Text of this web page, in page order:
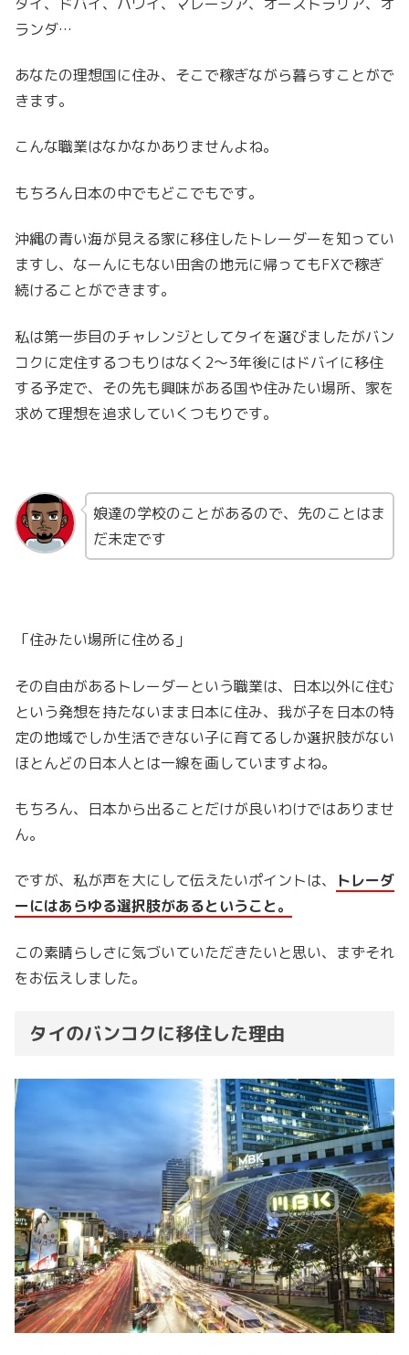
ランダ…
あなたの理想国に住み、そこで稼ぎながら暮らすことがで
きます。
こんな職業はなかなかありませんよね。
もちろん日本の中でもどこでもです。
沖縄の青い海が見える家に移住したトレーダーを知ってい
ますし、なーんにもない田舎の地元に帰ってもFXで稼ぎ
続けることができます。
私は第一歩目のチャレンジとしてタイを選びましたがバン
コクに定住するつもりはなく2〜3年後にはドバイに移住
する予定で、その先も興味がある国や住みたい場所、家を
求めて理想を追求していくつもりです。
娘達の学校のことがあるので、先のことはま
だ未定です
「住みたい場所に住める」
その自由があるトレーダーという職業は、日本以外に住む
という発想を持たないまま日本に住み、我が子を日本の特
定の地域でしか生活できない子に育てるしか選択肢がない
ほとんどの日本人とは一線を画していますよね。
もちろん、日本から出ることだけが良いわけではありませ
ん。
ですが、私が声を大にして伝えたいポイントは、
トレーダ
ーにはあらゆる選択肢があるということ。
この素晴らしさに気づいていただきたいと思い、まずそれ
をお伝えしました。
タイのバンコクに移住した理由